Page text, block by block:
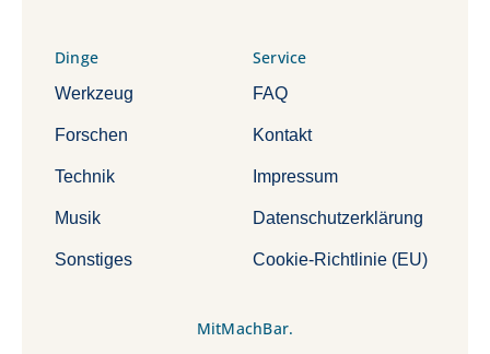
Dinge
Werkzeug
Forschen
Technik
Musik
Sonstiges
Service
FAQ
Kontakt
Impressum
Datenschutzerklärung
Cookie-Richtlinie (EU)
MitMachBar.